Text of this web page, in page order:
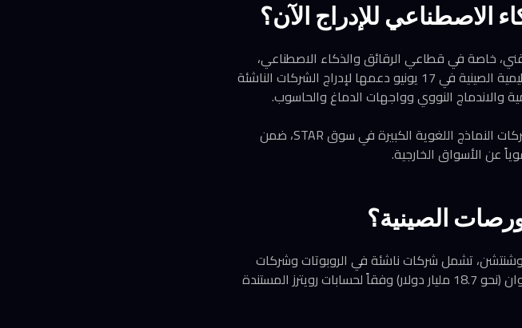
الاصطناعي للإدراج الآن؟
خاصة في قطاعي الرقائق والذكاء الاصطناعي،
وسط التنافس المحتدم مع الولايات المتحدة. أعلنت الجهات التنظيمية الصينية في 17 يونيو دعمها لإدراج الشركات الناشئة
والاندماج النووي وواجهات الدماغ والحاسوب.
كما أصدرت بورصة شنغهاي قواعد جديدة لتسهيل طرح أسهم شركات النماذج اللغوية الكبيرة في سوق STAR، ضمن
عن الأسواق الخارجية.
الصينية؟
وشنتشن، تشمل شركات ناشئة في الروبوتات وشركات
أشباه الموصلات، بخطط تمويل إجمالية لا تقل عن 126.1 مليار يوان (نحو 18.7 مليار دولار) وفقاً لحسابات رويترز المستندة